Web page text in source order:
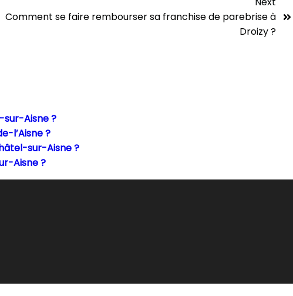
Comment se faire rembourser sa franchise de parebrise à
Droizy ?
Aisne ?
l’Aisne ?
sur-Aisne ?
Aisne ?